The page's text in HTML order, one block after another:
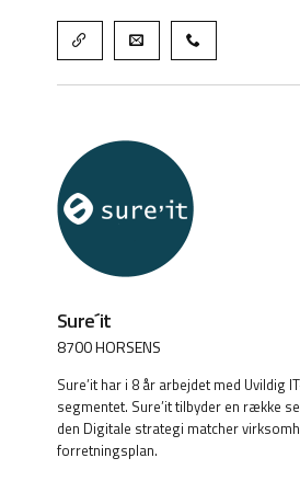
Sure´it
8700 HORSENS
Sure’it har i 8 år arbejdet med Uvildig
segmentet. Sure’it tilbyder en række
den Digitale strategi matcher
forretningsplan.